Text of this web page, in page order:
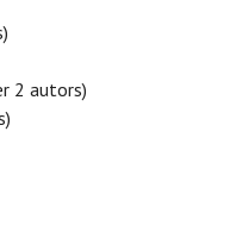
2 autors)